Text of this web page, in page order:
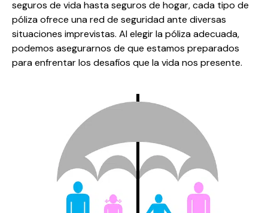
seguros de vida hasta seguros de hogar, cada tipo de
póliza ofrece una red de seguridad ante diversas
situaciones imprevistas. Al elegir la póliza adecuada,
podemos asegurarnos de que estamos preparados
para enfrentar los desafíos que la vida nos presente.